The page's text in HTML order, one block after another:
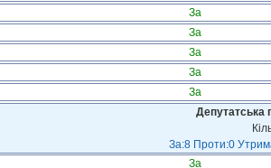
За
За
За
За
За
Депутатська
За:8 Проти:0
За